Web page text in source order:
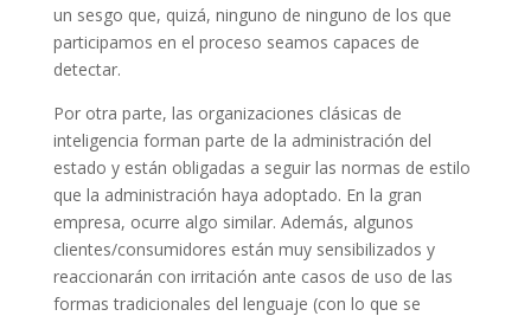
un sesgo que, quizá, ninguno de ninguno de los que
participamos en el proceso seamos capaces de
detectar.
Por otra parte, las organizaciones clásicas de
inteligencia forman parte de la administración del
estado y están obligadas a seguir las normas de estilo
que la administración haya adoptado. En la gran
empresa, ocurre algo similar. Además, algunos
clientes/consumidores están muy sensibilizados y
reaccionarán con irritación ante casos de uso de las
formas tradicionales del lenguaje (con lo que se